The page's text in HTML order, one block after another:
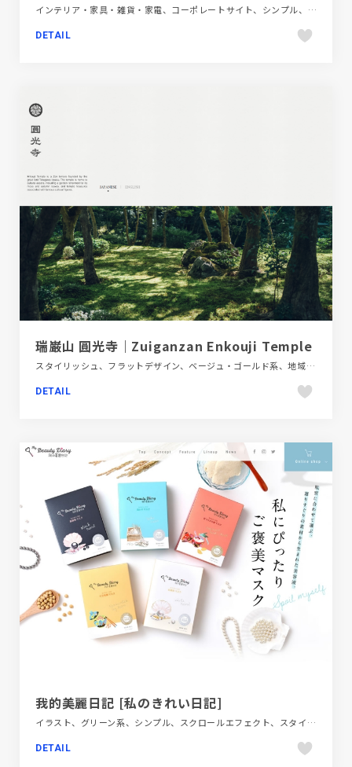
インテリア・家具・雑貨・家電、コーポレートサイト、シンプル、ブラック系 、日本テイスト
DETAIL
瑞巌山 圓光寺｜Zuiganzan Enkouji Temple
スタイリッシュ、フラットデザイン、ベージュ・ゴールド系、地域・団体・活動、施設・店舗サイト、日本テイスト
DETAIL
我的美麗日記 [私のきれい日記]
イラスト、グリーン系、シンプル、スクロールエフェクト、スタイリッシュ、タイポグラフィー、ナチュラル、ファッション・ビューティー、フラットデザイン、ブランド・サービスサイト、ブルー系、ホワイト系、ポップ、大きめ写真、手書き・ハンドメイド
DETAIL